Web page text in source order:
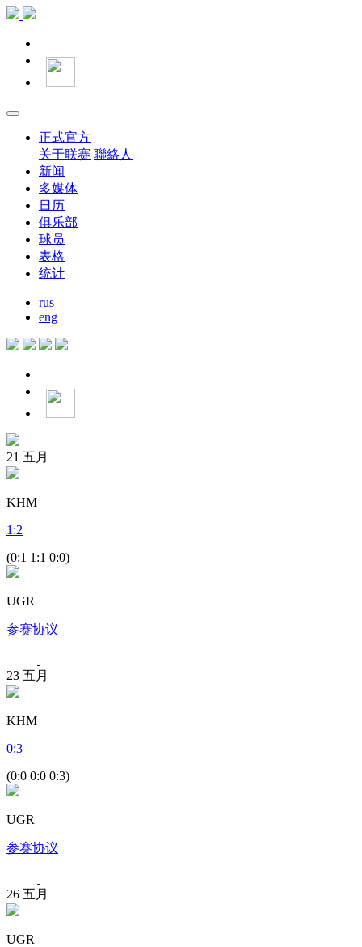
正式官方
关于联赛 聯絡人
新闻
多媒体
日历
俱乐部
球员
表格
统计
rus
eng
21 五月
KHM
1 :2
(0:1 1:1 0:0)
UGR
参赛协议
23 五月
KHM
0:3
(0:0 0:0 0:3)
UGR
参赛协议
26 五月
UGR